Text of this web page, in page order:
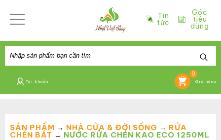
Tin
tức
Góc
tiêu
dùng
Tài khoản Giỏ hàng
0
SẢN PHẨM → NHÀ CỬA & ĐỜI SỐNG → RỬA
CHÉN BÁT → NƯỚC RỬA CHÉN KAO ECO 1250ML